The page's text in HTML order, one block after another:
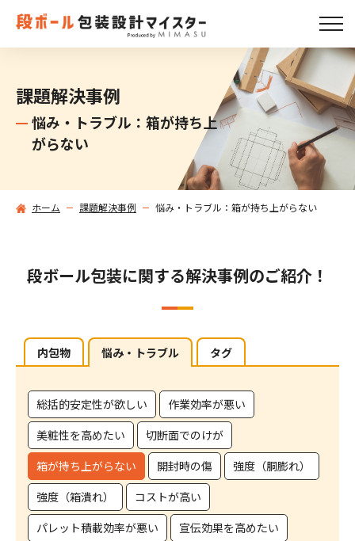
課題解決事例
悩み・トラブル：箱が持ち上
がらない
ホーム 課題解決事例 悩み・トラブル：箱が持ち上がらない
段ボール包装に関する解決事例のご紹介！
内包物 悩み・トラブル タグ
総括的安定性が欲しい
作業効率が悪い
美粧性を高めたい
切断面でのけが
箱が持ち上がらない
開封時の傷
強度（胴膨れ）
強度（箱潰れ）
コストが高い
パレット積載効率が悪い
宣伝効果を高めたい